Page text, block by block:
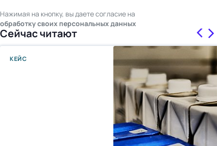
Нажимая на кнопку, вы даете согласие на
обработку своих персональных данных
Сейчас читают
КЕЙС